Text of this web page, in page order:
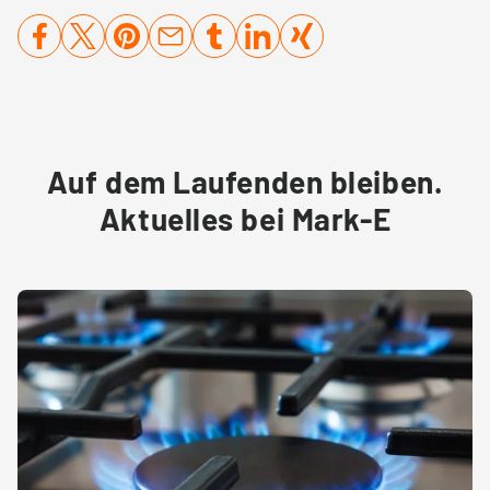
generieren können. Mark-E steht Ihnen als
Direktvermarkter zur Seite, um einfach zusätzliche Erlöse
Auf dem Laufenden bleiben.
Aktuelles bei Mark-E